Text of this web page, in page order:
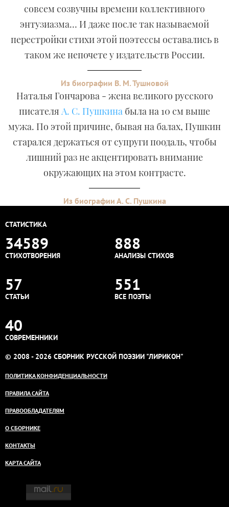
совсем созвучны времени коллективного
энтузиазма… И даже после так называемой
перестройки стихи этой поэтессы оставались в
таком же непочете у издательств России.
Из биографии В. М. Тушновой
Наталья Гончарова - жена великого русского
писателя А. С. Пушкина была на 10 см выше
мужа. По этой причине, бывая на балах, Пушкин
старался держаться от супруги поодаль, чтобы
лишний раз не акцентировать внимание
окружающих на этом контрасте.
Из биографии А. С. Пушкина
СТАТИСТИКА
34589
СТИХОТВОРЕНИЯ
888
АНАЛИЗЫ СТИХОВ
57
СТАТЬИ
551
ВСЕ ПОЭТЫ
40
СОВРЕМЕННИКИ
© 2008 - 2026 СБОРНИК РУССКОЙ ПОЭЗИИ "ЛИРИКОН"
ПОЛИТИКА КОНФИДЕНЦИАЛЬНОСТИ
ПРАВИЛА САЙТА
ПРАВООБЛАДАТЕЛЯМ
О СБОРНИКЕ
КОНТАКТЫ
КАРТА САЙТА